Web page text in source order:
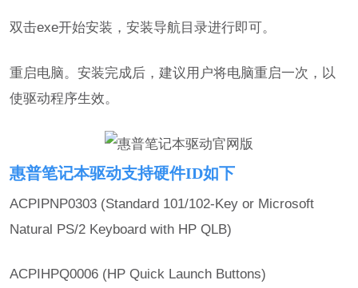
双击exe开始安装，安装导航目录进行即可。
重启电脑。安装完成后，建议用户将电脑重启一次，以
使驱动程序生效。
惠普笔记本驱动支持硬件ID如下
ACPIPNP0303 (Standard 101/102-Key or Microsoft
Natural PS/2 Keyboard with HP QLB)
ACPIHPQ0006 (HP Quick Launch Buttons)